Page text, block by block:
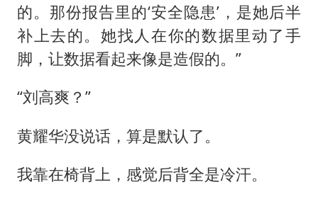
的。那份报告里的‘安全隐患’，是她后半
补上去的。她找人在你的数据里动了手
脚，让数据看起来像是造假的。”
“刘高爽？”
黄耀华没说话，算是默认了。
我靠在椅背上，感觉后背全是冷汗。